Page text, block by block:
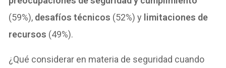
(59%), desafíos técnicos (52%) y limitaciones de
recursos (49%).
¿Qué considerar en materia de seguridad cuando